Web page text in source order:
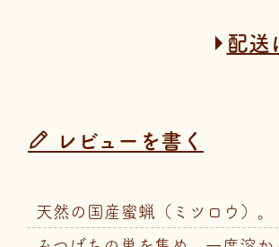
配送
レビューを書く
天然の国産蜜蝋（ミツロウ）。